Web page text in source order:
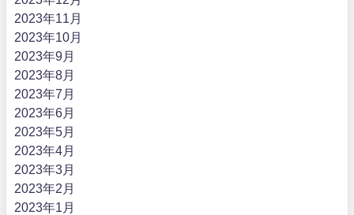
2023年11月
2023年10月
2023年9月
2023年8月
2023年7月
2023年6月
2023年5月
2023年4月
2023年3月
2023年2月
2023年1月